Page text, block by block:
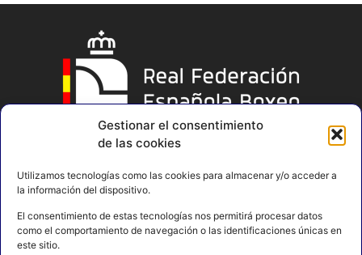
Gestionar el consentimiento
de las cookies
Utilizamos tecnologías como las cookies para almacenar y/o acceder a
la información del dispositivo.
El consentimiento de estas tecnologías nos permitirá procesar datos
como el comportamiento de navegación o las identificaciones únicas en
este sitio.